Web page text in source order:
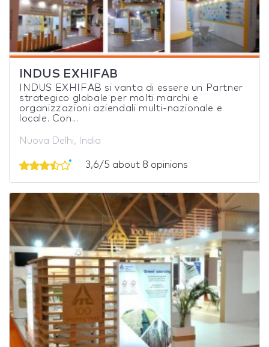
INDUS EXHIFAB
INDUS EXHIFAB si vanta di essere un Partner
strategico globale per molti marchi e
organizzazioni aziendali multi-nazionale e
locale. Con...
Nuova Delhi, India
3,6/5 about 8 opinions